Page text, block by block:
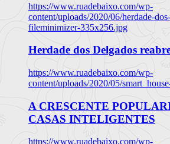
https://www.ruadebaixo.com/wp-
content/uploads/2020/06/herdade-
fileminimizer-335x256.jpg
Herdade dos Delgados
https://www.ruadebaixo.com/wp-
content/uploads/2020/05/
A CRESCENTE
CASAS INTELIGENTES
https://www.ruadebaixo.com/wp-